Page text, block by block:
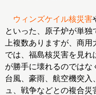
ウィンズケイル核災害
といった、原子炉が単独
上複数ありますが、商
では、福島核災害を見れ
が勝手に壊れるのではな
台風、豪雨、航空機突入
ュ、戦争などとの複合災